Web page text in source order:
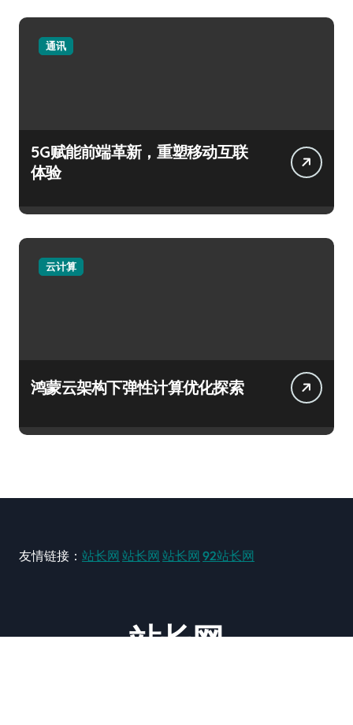
通讯
5G赋能前端革新，重塑移动互联
体验
云计算
鸿蒙云架构下弹性计算优化探索
友情链接： 站长网 站长网 站长网 92站长网
站长网